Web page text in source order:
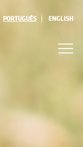
PORTUGUÊS ENGLISH